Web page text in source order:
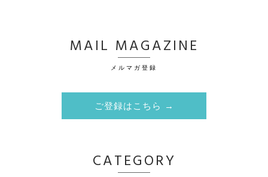
MAIL MAGAZINE
メルマガ登録
ご登録はこちら →
CATEGORY